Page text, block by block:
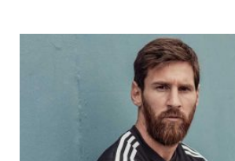
Scarpe
Maglie
Accessori
Magazine Roba Da Nerds